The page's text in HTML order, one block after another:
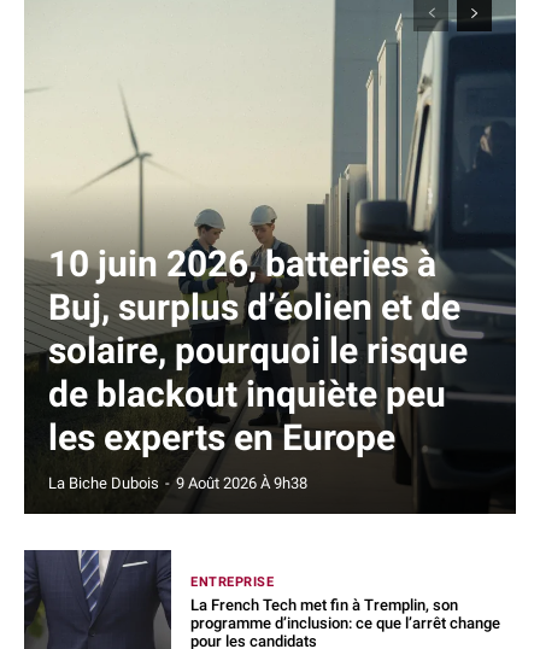
10 juin 2026, batteries à
Buj, surplus d’éolien et de
solaire, pourquoi le risque
de blackout inquiète peu
les experts en Europe
La Biche Dubois - 9 Août 2026 À 9h38
ENTREPRISE
La French Tech met fin à Tremplin, son
programme d’inclusion: ce que l’arrêt change
pour les candidats